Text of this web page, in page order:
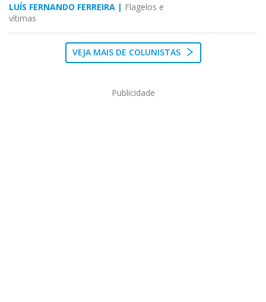
LUÍS FERNANDO FERREIRA | Flagelos e
vítimas
VEJA MAIS DE COLUNISTAS
Publicidade